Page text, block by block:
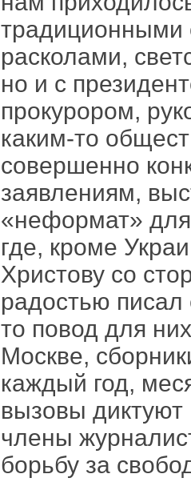
традиционными
расколами,
но и с
прокурором,
каким-то
совершенно
заявлениям,
«неформат»
где, кроме
Христову со
радостью писал
то повод для
Москве,
каждый год,
вызовы диктуют
члены
борьбу за